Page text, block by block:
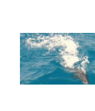
ing